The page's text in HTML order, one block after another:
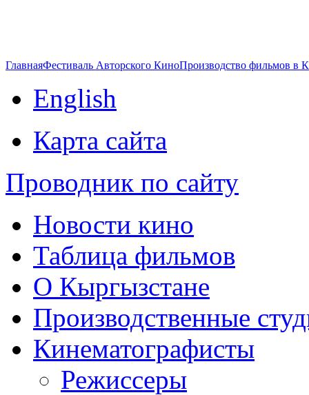
ГлавнаяФестиваль Авторского КиноПроизводство фильмов в
English
Карта сайта
Проводник по сайту
Новости кино
Таблица фильмов
О Кыргызстане
Производственные
Кинематографисты
Режиссеры